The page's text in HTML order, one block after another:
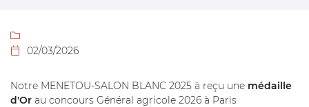


02/03/2026
Notre MENETOU-SALON BLANC 2025 à reçu une médaille
d'Or au concours Général agricole 2026 à Paris